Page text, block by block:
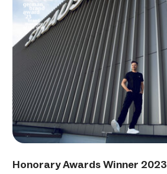
Honorary Awards Winner 2023